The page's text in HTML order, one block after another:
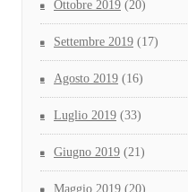
Ottobre 2019 (20)
Settembre 2019 (17)
Agosto 2019 (16)
Luglio 2019 (33)
Giugno 2019 (21)
Maggio 2019 (20)